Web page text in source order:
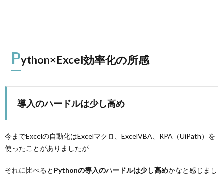
Python×Excel効率化の所感
導入のハードルは少し高め
今までExcelの自動化はExcelマクロ、ExcelVBA、RPA（UiPath）を
使ったことがありましたが
それに比べると Pythonの導入のハードルは少し高めかなと感じまし